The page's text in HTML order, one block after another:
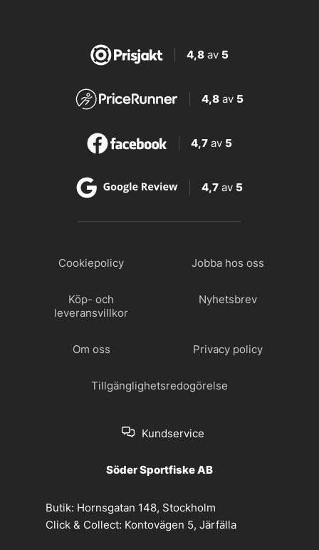
4,8av 5
4,8 av 5
4,7 av 5
4,7 av 5
Cookiepolicy Jobba hos oss
Köp- och
leveransvillkor
Nyhetsbrev
Om oss Privacy policy
Tillgänglighetsredogörelse
Kundservice
Söder Sportfiske AB
Butik: Hornsgatan 148, Stockholm
Click & Collect: Kontovägen 5, Järfälla